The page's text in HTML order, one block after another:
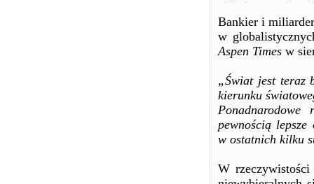
Bankier i
w
Aspen Times w
„Świat jest teraz
kierunku
pewnością
w ostatnich kilku
W